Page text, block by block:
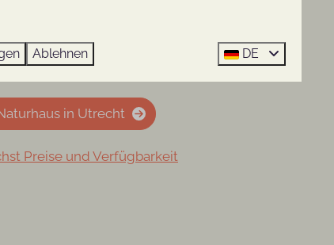
in Utrecht
Preise und Verfügbarkeit
Ablehnen DE